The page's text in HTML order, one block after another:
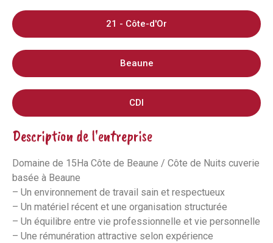
21 - Côte-d'Or
Beaune
CDI
Description de l'entreprise
Domaine de 15Ha Côte de Beaune / Côte de Nuits cuverie
basée à Beaune
– Un environnement de travail sain et respectueux
– Un matériel récent et une organisation structurée
– Un équilibre entre vie professionnelle et vie personnelle
– Une rémunération attractive selon expérience